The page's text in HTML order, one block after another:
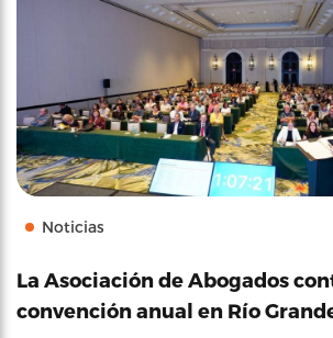
Noticias
La Asociación de Abogados
convención anual en Río